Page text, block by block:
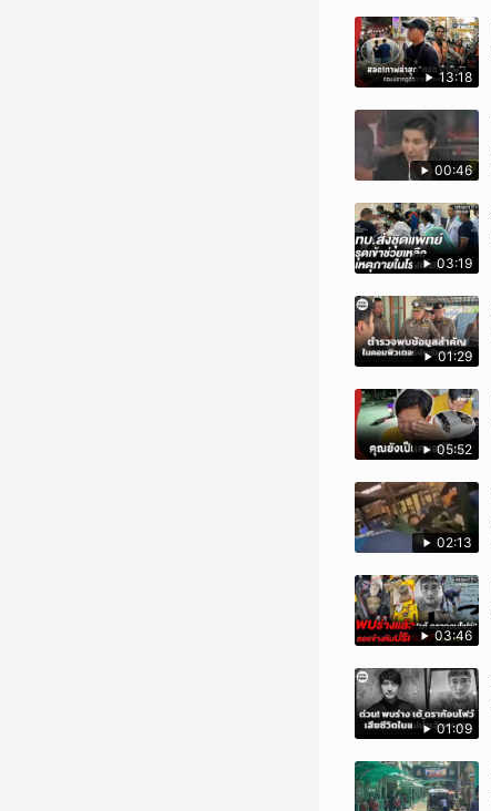
13:18
00:46
03:19
01:29
05:52
02:13
03:46
01:09